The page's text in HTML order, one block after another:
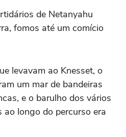
de Netanyahu
fomos até um comício
levavam ao Knesset, o
um mar de bandeiras
e o barulho dos vários
longo do percurso era